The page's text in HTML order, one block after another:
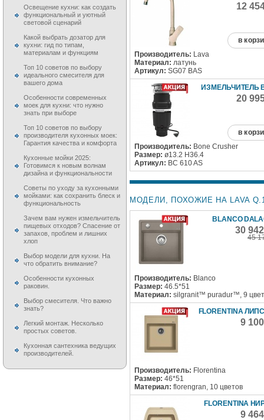
12
в
Производитель: Lava
Материал: латунь
Артикул: SG07 BAS
ИЗМЕЛЬЧИТЕЛЬ
20
в
Производитель: Bone Crusher
Размер: ø13.2 H36.4
Артикул: BC 610 AS
МОДЕЛИ, ПОХОЖИЕ НА LAVA
BLANCO
30
45
Производитель: Blanco
Размер: 46.5*51
Материал: silgranit™ puradur™, 9
FLORENTINA
9
Производитель: Florentina
Размер: 46*51
Материал: florengran, 10 цветов
FLORENTINA
9
Освещение кухни: как создать
функциональный и уютный
световой сценарий
Какой выбрать дозатор для
кухни: гид по типам,
материалам и функциям
Топ 10 советов по выбору
идеального смесителя для
вашего дома
Особенности современных
моек для кухни: что нужно
знать при выборе
Топ 10 советов по выбору
производителя кухонных моек:
Гарантия качества и комфорта
Кухонные мойки 2025:
Готовимся к новым волнам
дизайна и функциональности
Советы по уходу за кухонными
мойками: как сохранить блеск и
функциональность
Зачем вам нужен измельчитель
пищевых отходов? Спасение от
запахов, проблем и лишних
хлоп
Выбор модели для кухни. На
что обратить внимание?
Особенности кухонных
раковин.
Выбор смесителя. Что важно
знать?
Легкий монтаж. Несколько
простых советов.
Кухонная сантехника ведущих
производителей.